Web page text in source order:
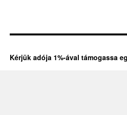
Kérjük adója 1%-ával támogassa